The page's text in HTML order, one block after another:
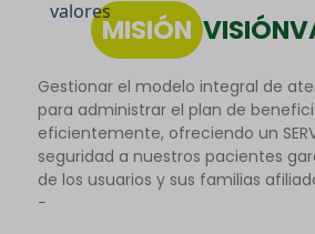
MISIÓN VISIÓN
Gestionar el modelo integral de
para administrar el plan de
eficientemente, ofreciendo un
seguridad a nuestros pacientes
de los usuarios y sus familias